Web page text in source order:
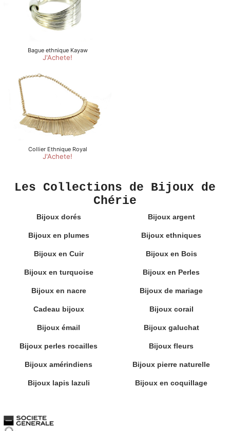
Les Collections de Bijoux de
Chérie
Bijoux dorés Bijoux argent
Bijoux en plumes Bijoux ethniques
Bijoux en Cuir Bijoux en Bois
Bijoux en turquoise Bijoux en Perles
Bijoux en nacre Bijoux de mariage
Cadeau bijoux Bijoux corail
Bijoux émail Bijoux galuchat
Bijoux perles rocailles Bijoux fleurs
Bijoux amérindiens Bijoux pierre naturelle
Bijoux lapis lazuli Bijoux en coquillage